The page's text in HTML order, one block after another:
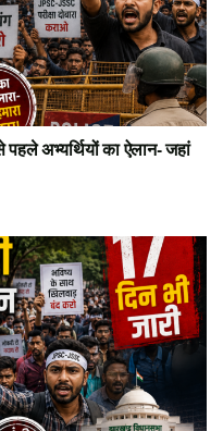
अभ्यर्थियों का ऐलान- जहां